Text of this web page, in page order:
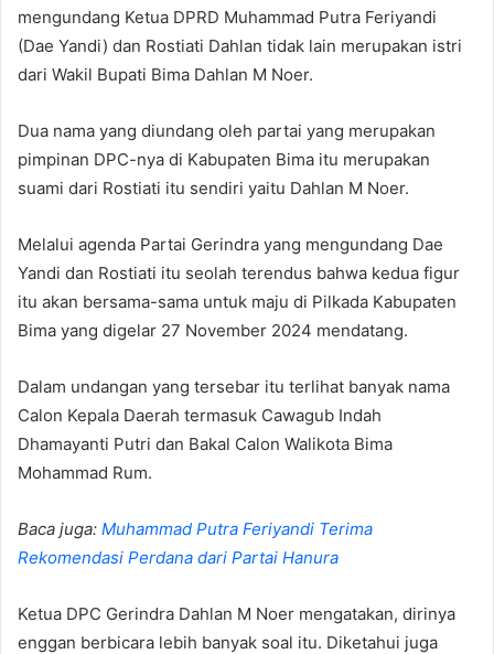
mengundang Ketua DPRD Muhammad Putra Feriyandi
(Dae Yandi) dan Rostiati Dahlan tidak lain merupakan istri
dari Wakil Bupati Bima Dahlan M Noer.
Dua nama yang diundang oleh partai yang merupakan
pimpinan DPC-nya di Kabupaten Bima itu merupakan
suami dari Rostiati itu sendiri yaitu Dahlan M Noer.
Melalui agenda Partai Gerindra yang mengundang Dae
Yandi dan Rostiati itu seolah terendus bahwa kedua figur
itu akan bersama-sama untuk maju di Pilkada Kabupaten
Bima yang digelar 27 November 2024 mendatang.
Dalam undangan yang tersebar itu terlihat banyak nama
Calon Kepala Daerah termasuk Cawagub Indah
Dhamayanti Putri dan Bakal Calon Walikota Bima
Mohammad Rum.
Baca juga: Muhammad Putra Feriyandi Terima
Rekomendasi Perdana dari Partai Hanura
Ketua DPC Gerindra Dahlan M Noer mengatakan, dirinya
enggan berbicara lebih banyak soal itu. Diketahui juga